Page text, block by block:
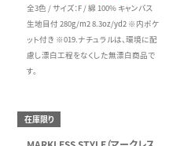
全3色 / サイズ：F / 綿 100% キャンバス
生地目付 280g/m2 8.3oz/yd2 ※内ポケ
ット付き ※019.ナチュラルは、環境に配
慮し漂白工程をなくした無漂白商品で
す。
在庫限り